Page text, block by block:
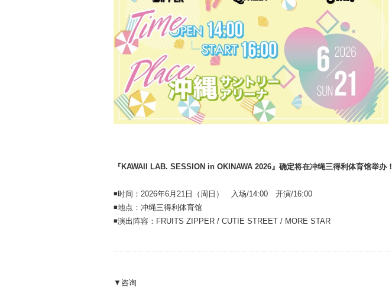
『KAWAII LAB. SESSION in OKINAWA 2026』确定将在冲绳三得利体育馆举办！
◾️时间：2026年6月21日（周日） 入场/14:00 开演/16:00
◾️地点：冲绳三得利体育馆
◾️演出阵容：FRUITS ZIPPER / CUTIE STREET / MORE STAR
▼咨询